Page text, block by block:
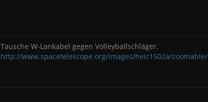
Tausche W-Lankabel gegen Volleyballschläger.
http://www.spacetelescope.org/images/heic1502a/zoomable/